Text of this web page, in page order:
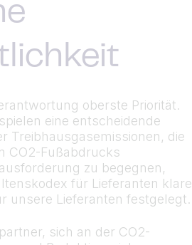
oberste Priorität.
eine entscheidende
Treibhausgasemissionen, die
CO2-Fußabdrucks
zu begegnen,
für Lieferanten klare
unsere Lieferanten festgelegt.
sich an der CO2-